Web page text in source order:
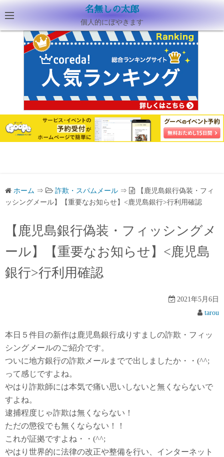
名無しの太郎
個人的にぼやきます
ホーム ⇒ 詐欺・スパムメール ⇒
【鹿児島銀行偽装・フィ
ッシングメール】【重要なお知らせ】<鹿児島銀行>行利用確認
【鹿児島銀行偽装・フィッシングメ
ール】【重要なお知らせ】<鹿児島
銀行>行利用確認
2021年5月6日
tarou
本日５件目の新作は鹿児島銀行成りすましの詐欺・フィッ
シングメールのご紹介です。
ついに地方銀行の詐欺メールまでで出しましたか・・(^^;
って感じですよね。
やはり詐欺師には本気で痛い思いしないと無くならないで
すよね。
逮捕程度じゃ詐欺は無くならない！
ただの懲役でも無くならない！！
これが証拠ですよね・・(^^;
やはり世界的に法律の改正や整備を行い、インターネット